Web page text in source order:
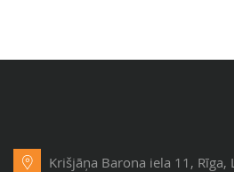
Krišjāņa Barona iela 11, Rīga,